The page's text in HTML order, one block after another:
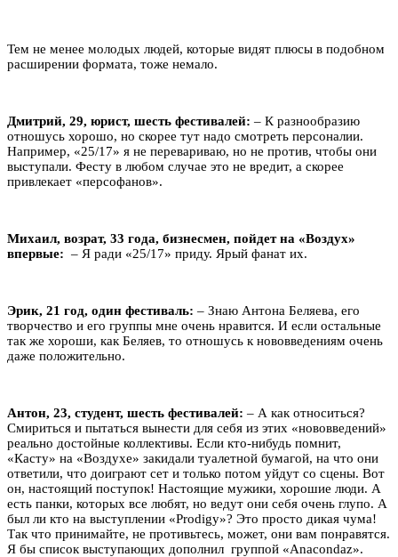
Тем не менее молодых людей, которые видят плюсы в подобном
расширении формата, тоже немало.
Дмитрий, 29, юрист, шесть фестивалей: – К разнообразию
отношусь хорошо, но скорее тут надо смотреть персоналии.
Например, «25/17» я не перевариваю, но не против, чтобы они
выступали. Фесту в любом случае это не вредит, а скорее
привлекает «персофанов».
Михаил, возрат, 33 года, бизнесмен, пойдет на «Воздух»
впервые: – Я ради «25/17» приду. Ярый фанат их.
Эрик, 21 год, один фестиваль: – Знаю Антона Беляева, его
творчество и его группы мне очень нравится. И если остальные
так же хороши, как Беляев, то отношусь к нововведениям очень
даже положительно.
Антон, 23, студент, шесть фестивалей: – А как относиться?
Смириться и пытаться вынести для себя из этих «нововведений»
реально достойные коллективы. Если кто-нибудь помнит,
«Касту» на «Воздухе» закидали туалетной бумагой, на что они
ответили, что доиграют сет и только потом уйдут со сцены. Вот
он, настоящий поступок! Настоящие мужики, хорошие люди. А
есть панки, которых все любят, но ведут они себя очень глупо. А
был ли кто на выступлении «Prodigy»? Это просто дикая чума!
Так что принимайте, не противьтесь, может, они вам понравятся.
Я бы список выступающих дополнил группой «Anacondaz».